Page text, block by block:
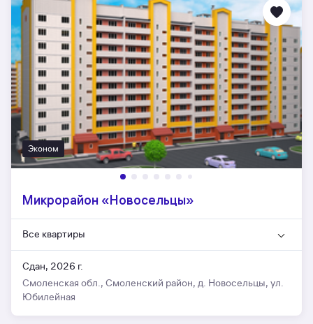
Эконом
Микрорайон «Новосельцы»
Все квартиры
Сдан, 2026 г.
Смоленская обл., Смоленский район, д. Новосельцы, ул.
Юбилейная